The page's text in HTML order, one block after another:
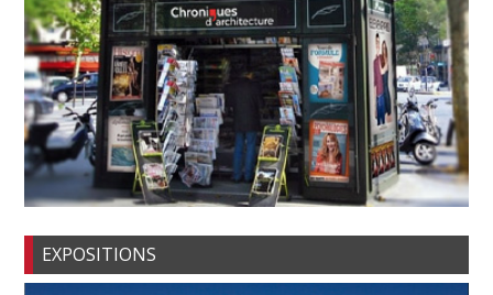
EXPOSITIONS